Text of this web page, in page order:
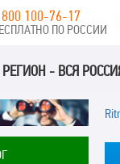
100-76-17
ПО РОССИИ
НАШ РЕГИОН - ВСЯ